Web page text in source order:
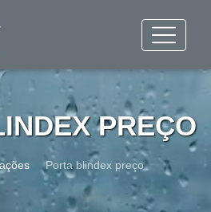
PREÇO
Porta blindex preço